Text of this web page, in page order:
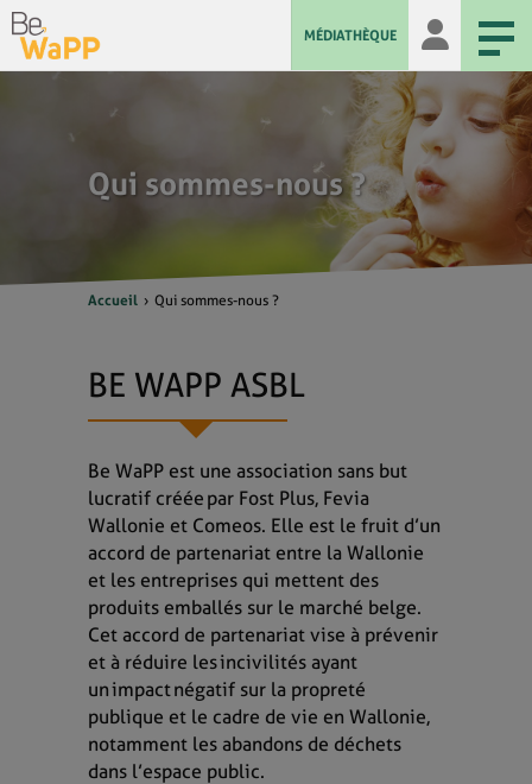
MÉDIATHÈQUE
Qui sommes-nous ?
Accueil Qui sommes-nous ?
BE WAPP ASBL
Be WaPP est une association sans but
lucratif créée par Fost Plus, Fevia
Wallonie et Comeos. Elle est le fruit d’un
accord de partenariat entre la Wallonie
et les entreprises qui mettent des
produits emballés sur le marché belge.
Cet accord de partenariat vise à prévenir
et à réduire les incivilités ayant
un impact négatif sur la propreté
publique et le cadre de vie en Wallonie,
notamment les abandons de déchets
dans l’espace public.